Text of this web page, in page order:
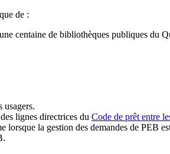
de :
centaine de bibliothèques publiques du
usagers.
lignes directrices du Code de prêt entre
la gestion des demandes de PEB